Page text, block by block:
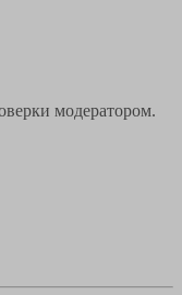
модератором.